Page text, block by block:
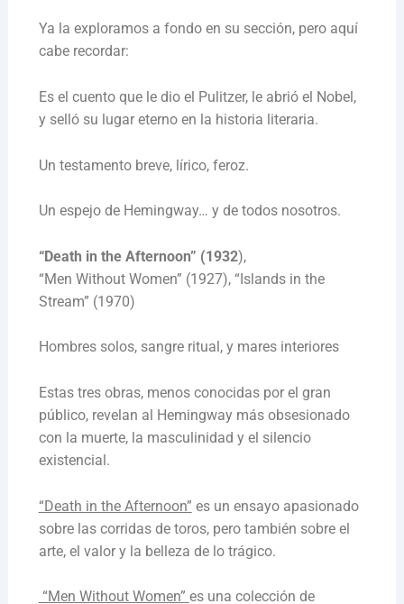
Ya la exploramos a fondo en su sección, pero aquí
cabe recordar:
Es el cuento que le dio el Pulitzer, le abrió el Nobel,
y selló su lugar eterno en la historia literaria.
Un testamento breve, lírico, feroz.
Un espejo de Hemingway… y de todos nosotros.
“Death in the Afternoon” (1932),
“Men Without Women” (1927), “Islands in the
Stream” (1970)
Hombres solos, sangre ritual, y mares interiores
Estas tres obras, menos conocidas por el gran
público, revelan al Hemingway más obsesionado
con la muerte, la masculinidad y el silencio
existencial.
“Death in the Afternoon” es un ensayo apasionado
sobre las corridas de toros, pero también sobre el
arte, el valor y la belleza de lo trágico.
“Men Without Women” es una colección de